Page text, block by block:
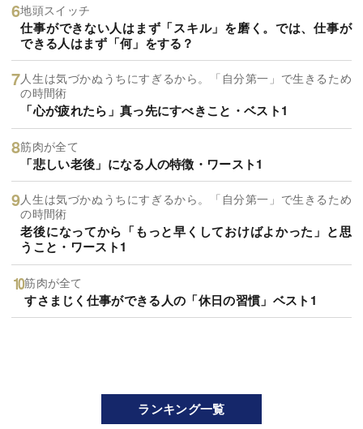
地頭スイッチ
仕事ができない人はまず「スキル」を磨く。では、仕事が
できる人はまず「何」をする？
人生は気づかぬうちにすぎるから。「自分第一」で生きるため
の時間術
「心が疲れたら」真っ先にすべきこと・ベスト1
筋肉が全て
「悲しい老後」になる人の特徴・ワースト1
人生は気づかぬうちにすぎるから。「自分第一」で生きるため
の時間術
老後になってから「もっと早くしておけばよかった」と思
うこと・ワースト1
筋肉が全て
すさまじく仕事ができる人の「休日の習慣」ベスト1
ランキング一覧